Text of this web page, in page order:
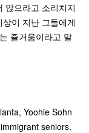
앉으라고 소리치지
이 지난 그들에게
즐거움이라고 말
Yoohie Sohn
seniors.